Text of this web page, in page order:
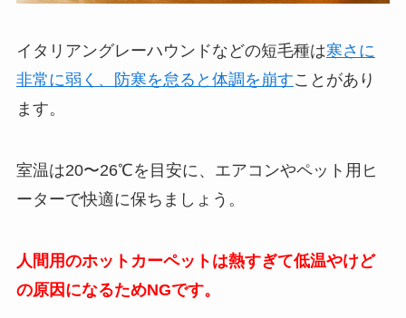
イタリアングレーハウンドなどの短毛種は寒さに
非常に弱く、防寒を怠ると体調を崩すことがあり
ます。
室温は20〜26℃を目安に、エアコンやペット用ヒ
ーターで快適に保ちましょう。
人間用のホットカーペットは熱すぎて低温やけど
の原因になるためNGです。